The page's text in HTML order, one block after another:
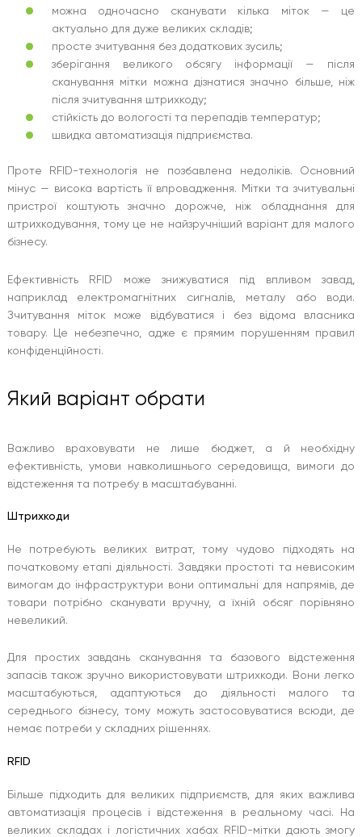
можна одночасно сканувати кілька міток — це
актуально для дуже великих складів;
просте зчитування без додаткових зусиль;
зберігання великого обсягу інформації — після
сканування мітки можна дізнатися значно більше, ніж
після зчитування штрихкоду;
стійкість до вологості та перепадів температур;
швидка автоматизація підприємства.
Проте RFID-технологія не позбавлена недоліків. Основний
мінус — висока вартість її впровадження. Мітки та зчитувальні
пристрої коштують значно дорожче, ніж обладнання для
штрихкодування, тому це не найзручніший варіант для малого
бізнесу.
Ефективність RFID може знижуватися під впливом завад,
наприклад електромагнітних сигналів, металу або води.
Зчитування міток може відбуватися і без відома власника
товару. Це небезпечно, адже є прямим порушенням правил
конфіденційності.
Який варіант обрати
Важливо враховувати не лише бюджет, а й необхідну
ефективність, умови навколишнього середовища, вимоги до
відстеження та потребу в масштабуванні.
Штрихкоди
Не потребують великих витрат, тому чудово підходять на
початковому етапі діяльності. Завдяки простоті та невисоким
вимогам до інфраструктури вони оптимальні для напрямів, де
товари потрібно сканувати вручну, а їхній обсяг порівняно
невеликий.
Для простих завдань сканування та базового відстеження
запасів також зручно використовувати штрихкоди. Вони легко
масштабуються, адаптуються до діяльності малого та
середнього бізнесу, тому можуть застосовуватися всюди, де
немає потреби у складних рішеннях.
RFID
Більше підходить для великих підприємств, для яких важлива
автоматизація процесів і відстеження в реальному часі. На
великих складах і логістичних хабах RFID-мітки дають змогу